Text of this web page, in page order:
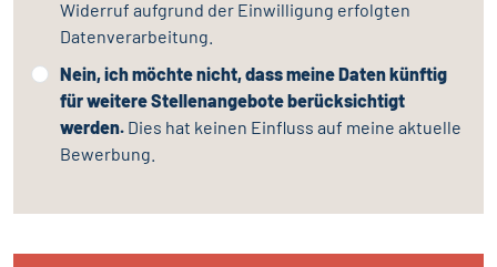
Widerruf aufgrund der Einwilligung erfolgten
Datenverarbeitung.
Nein, ich möchte nicht, dass meine Daten künftig
für weitere Stellenangebote berücksichtigt
werden. Dies hat keinen Einfluss auf meine aktuelle
Bewerbung.